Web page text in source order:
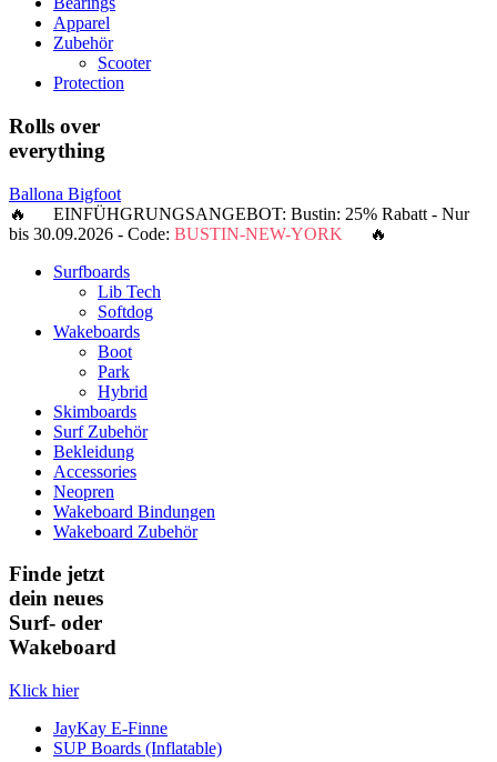
Apparel
Zubehör
Scooter
Protection
Rolls over
everything
Ballona Bigfoot
🔥 EINFÜHGRUNGSANGEBOT: Bustin: 25% Rabatt - Nur
bis 30.09.2026 - Code: BUSTIN-NEW-YORK 🔥
Surfboards
Lib Tech
Softdog
Wakeboards
Boot
Park
Hybrid
Skimboards
Surf Zubehör
Bekleidung
Accessories
Neopren
Wakeboard Bindungen
Wakeboard Zubehör
Finde jetzt
dein neues
Surf- oder
Wakeboard
Klick hier
JayKay E-Finne
SUP Boards (Inflatable)